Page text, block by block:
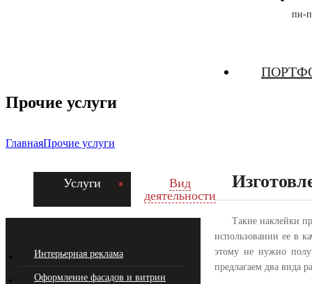
пн-
Прочие услуги
ГлавнаяПрочие услуги
Услуги
Вид
деятельности
Интерьерная реклама
Оформление фасадов и витрин
Такие наклейки
использовании ее в
этому не нужно
предлагаем два вида